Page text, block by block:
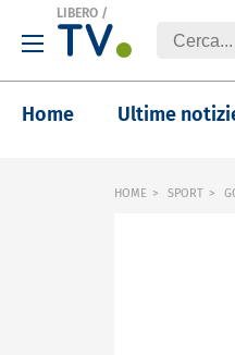
LIBERO /
Home Ultime
HOME SPORT